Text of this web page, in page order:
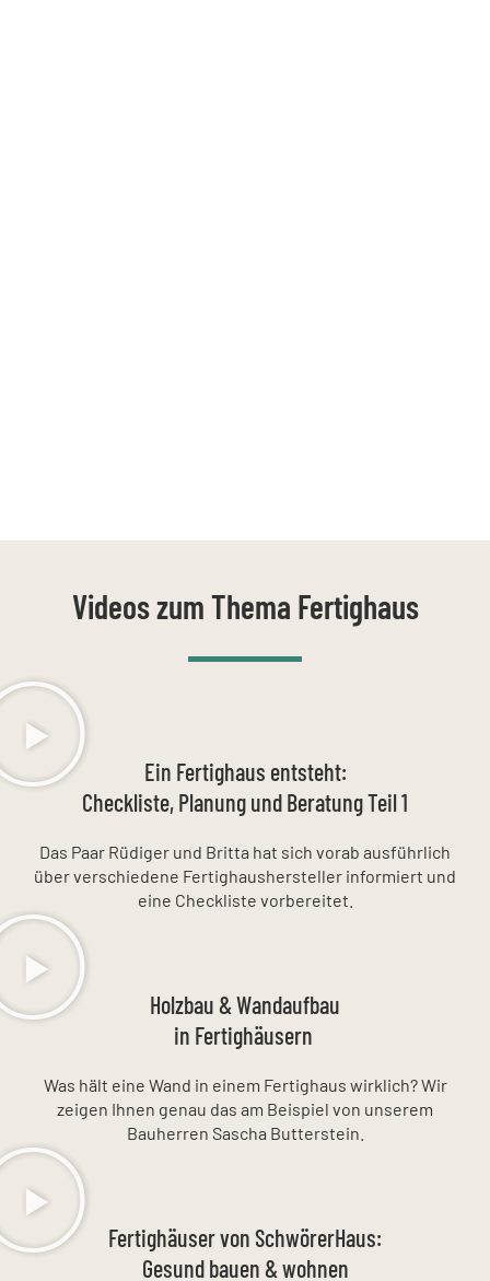
Videos zum Thema Fertighaus
Ein Fertighaus entsteht:
Checkliste, Planung und Beratung Teil 1
Das Paar Rüdiger und Britta hat sich vorab ausführlich
über verschiedene Fertighaushersteller informiert und
eine Checkliste vorbereitet.
Holzbau & Wandaufbau
in Fertighäusern
Was hält eine Wand in einem Fertighaus wirklich? Wir
zeigen Ihnen genau das am Beispiel von unserem
Bauherren Sascha Butterstein.
Fertighäuser von SchwörerHaus:
Gesund bauen & wohnen